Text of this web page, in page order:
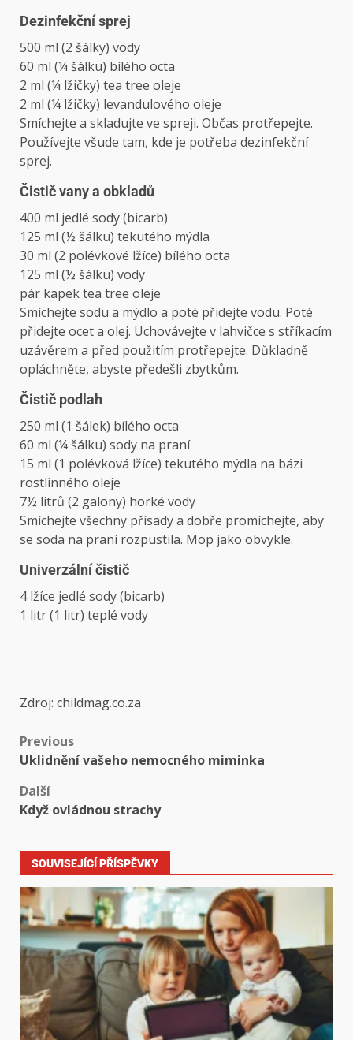
Dezinfekční sprej
500 ml (2 šálky) vody
60 ml (¼ šálku) bílého octa
2 ml (¼ lžičky) tea tree oleje
2 ml (¼ lžičky) levandulového oleje
Smíchejte a skladujte ve spreji. Občas protřepejte.
Používejte všude tam, kde je potřeba dezinfekční
sprej.
Čistič vany a obkladů
400 ml jedlé sody (bicarb)
125 ml (½ šálku) tekutého mýdla
30 ml (2 polévkové lžíce) bílého octa
125 ml (½ šálku) vody
pár kapek tea tree oleje
Smíchejte sodu a mýdlo a poté přidejte vodu. Poté
přidejte ocet a olej. Uchovávejte v lahvičce s stříkacím
uzávěrem a před použitím protřepejte. Důkladně
opláchněte, abyste předešli zbytkům.
Čistič podlah
250 ml (1 šálek) bílého octa
60 ml (¼ šálku) sody na praní
15 ml (1 polévková lžíce) tekutého mýdla na bázi
rostlinného oleje
7½ litrů (2 galony) horké vody
Smíchejte všechny přísady a dobře promíchejte, aby
se soda na praní rozpustila. Mop jako obvykle.
Univerzální čistič
4 lžíce jedlé sody (bicarb)
1 litr (1 litr) teplé vody
Zdroj: childmag.co.za
Previous
Uklidnění vašeho nemocného miminka
Další
Když ovládnou strachy
SOUVISEJÍCÍ PŘÍSPĚVKY